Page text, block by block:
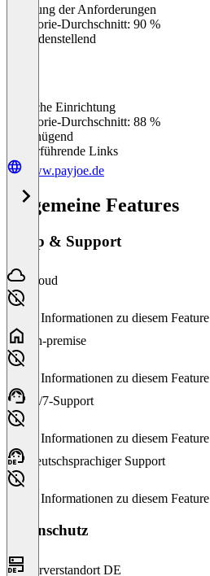
Erfüllung der Anforderungen
Kategorie-Durchschnitt: 90 %
Zufriedenstellend
Einfache Einrichtung
Kategorie-Durchschnitt: 88 %
Ungenügend
Weiterführende Links
www.payjoe.de
Allgemeine Features
Setup & Support
Cloud
Keine Informationen zu diesem Feature
On-premise
Keine Informationen zu diesem Feature
24/7-Support
Keine Informationen zu diesem Feature
Deutschsprachiger Support
Keine Informationen zu diesem Feature
Datenschutz
Serverstandort DE